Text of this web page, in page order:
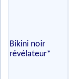
Bikini noir
révélateur*